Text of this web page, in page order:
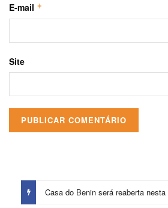
E-mail *
Site